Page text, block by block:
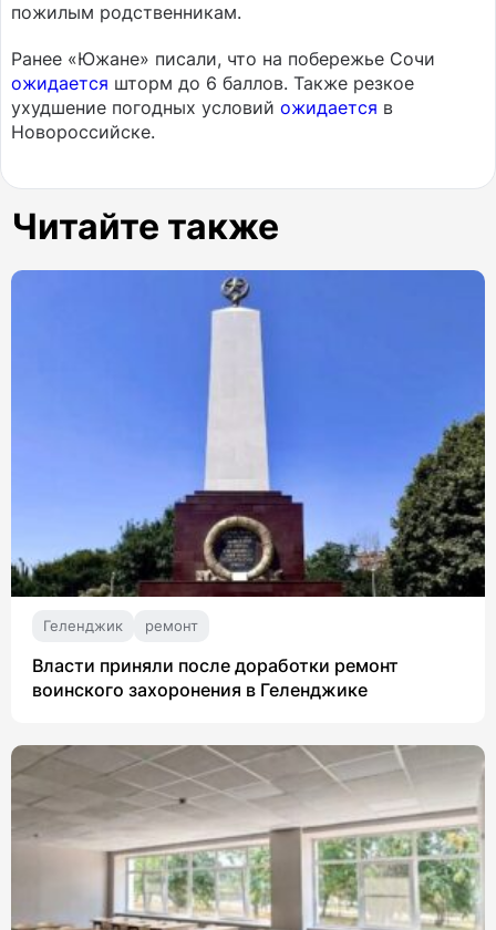
пожилым родственникам.
Ранее «Южане» писали, что на побережье Сочи
ожидается шторм до 6 баллов. Также резкое
ухудшение погодных условий ожидается в
Новороссийске.
Читайте также
Геленджик ремонт
Власти приняли после доработки ремонт
воинского захоронения в Геленджике